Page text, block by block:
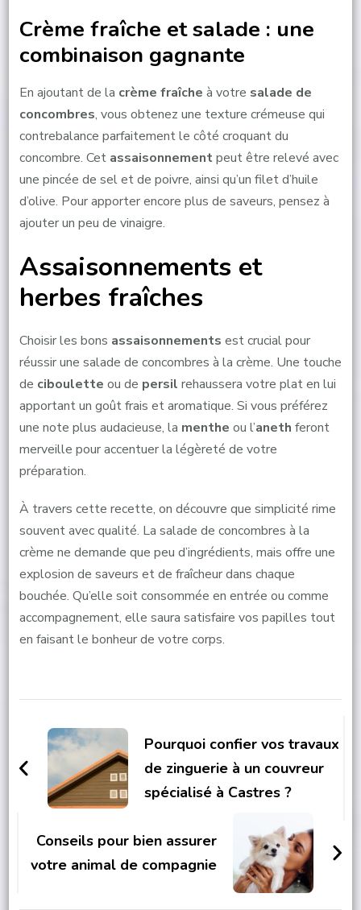
Crème fraîche et salade : une
combinaison gagnante
En ajoutant de la crème fraîche à votre salade de
concombres, vous obtenez une texture crémeuse qui
contrebalance parfaitement le côté croquant du
concombre. Cet assaisonnementpeut être relevé avec
une pincée de sel et de poivre, ainsi qu’un filet d’huile
d’olive. Pour apporter encore plus de saveurs, pensez à
ajouter un peu de vinaigre.
Assaisonnements et
herbes fraîches
Choisir les bons assaisonnements est crucial pour
réussir une salade de concombres à la crème. Une touche
de ciboulette ou de persil rehaussera votre plat en lui
apportant un goût frais et aromatique. Si vous préférez
une note plus audacieuse, la menthe ou l’aneth feront
merveille pour accentuer la légèreté de votre
préparation.
À travers cette recette, on découvre que simplicité rime
souvent avec qualité. La salade de concombres à la
crème ne demande que peu d’ingrédients, mais offre une
explosion de saveurs et de fraîcheur dans chaque
bouchée. Qu’elle soit consommée en entrée ou comme
accompagnement, elle saura satisfaire vos papilles tout
en faisant le bonheur de votre corps.
NavigationPourquoi confier vos travaux
de zinguerie à un couvreur
spécialisé à Castres ?
Conseils pour bien assurer
votre animal de compagnie